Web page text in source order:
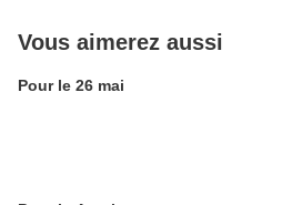
Vous aimerez aussi
Pour le 26 mai